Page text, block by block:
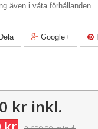
även i våta förhållanden.
Google+
kr inkl.